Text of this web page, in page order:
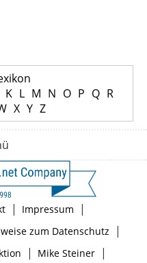
K L M N O P Q R
X Y Z
| Impressum |
zum Datenschutz |
| Mike Steiner|